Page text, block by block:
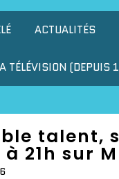
ACTUALITÉS
TÉLÉVISION (DEPUIS
talent,
21h sur